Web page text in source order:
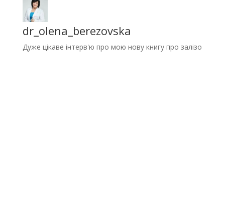
dr_olena_berezovska
Дуже цікаве інтерв'ю про мою нову книгу про залізо